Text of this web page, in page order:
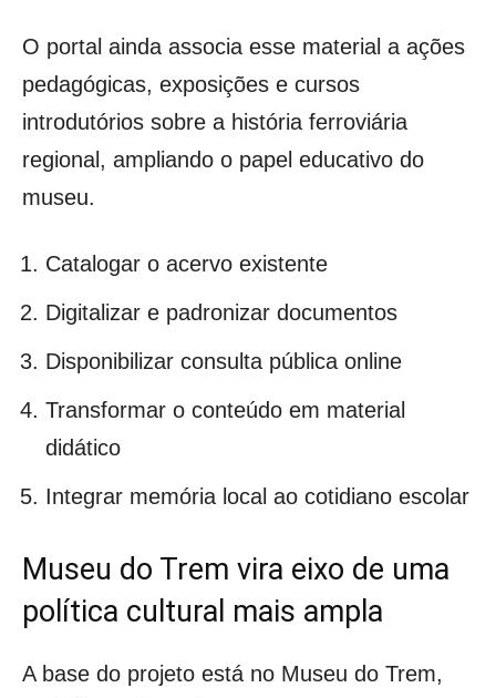
O portal ainda associa esse material a ações
pedagógicas, exposições e cursos
introdutórios sobre a história ferroviária
regional, ampliando o papel educativo do
museu.
Catalogar o acervo existente
Digitalizar e padronizar documentos
Disponibilizar consulta pública online
Transformar o conteúdo em material
didático
Integrar memória local ao cotidiano escolar
Museu do Trem vira eixo de uma
política cultural mais ampla
A base do projeto está no Museu do Trem,